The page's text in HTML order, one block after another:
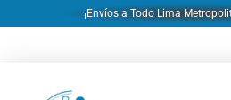
¡Envíos a Todo Lima